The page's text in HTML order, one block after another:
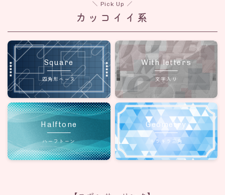
＼ Pick Up ／
カッコイイ系
四角形ベース
Square
文字入り
With letters
ハーフトーン
Halftone
キラキラ三角
Geometry